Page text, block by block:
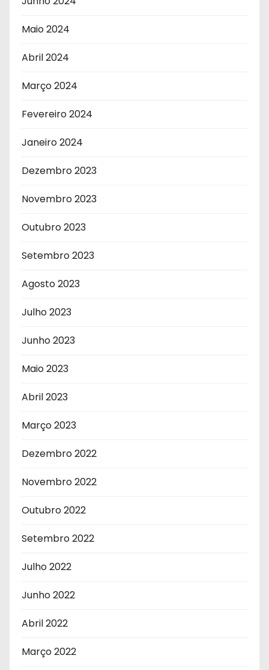
Maio 2024
Abril 2024
Março 2024
Fevereiro 2024
Janeiro 2024
Dezembro 2023
Novembro 2023
Outubro 2023
Setembro 2023
Agosto 2023
Julho 2023
Junho 2023
Maio 2023
Abril 2023
Março 2023
Dezembro 2022
Novembro 2022
Outubro 2022
Setembro 2022
Julho 2022
Junho 2022
Abril 2022
Março 2022